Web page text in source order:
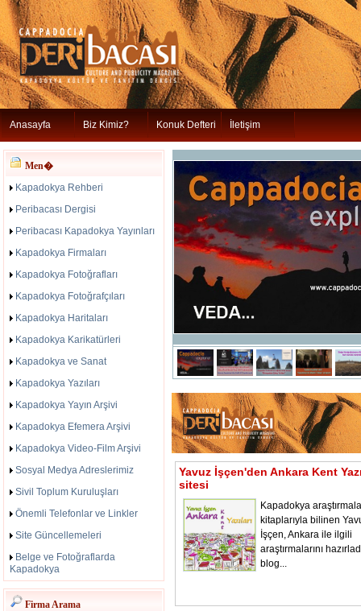
Anasayfa Biz Kimiz? Konuk Defteri İletişim
Men�
Kapadokya Rehberi
Peribacası Dergisi
Peribacası Kapadokya Yayınları
Kapadokya Firmaları
Kapadokya Fotoğrafları
Kapadokya Fotoğrafçıları
Kapadokya Haritaları
Kapadokya Karikatürleri
Kapadokya ve Sanat
Kapadokya Yazıları
Kapadokya Yayın Arşivi
Kapadokya Efemera Arşivi
Kapadokya Video-Film Arşivi
Sosyal Medya Adreslerimiz
Sivil Toplum Kuruluşları
Önemli Telefonlar ve Linkler
Site Güncellemeleri
Belge ve Fotoğraflarda
Kapadokya
Firma Arama
Yavuz İşçen'den Ankara Kent
sitesi
Kapadokya
kitaplarıyla bilinen
İşçen, Ankara ile ilgili
araştırmalarını
blog...